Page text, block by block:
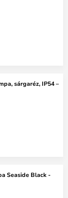
sárgaréz, IP54 –
Seaside Black -